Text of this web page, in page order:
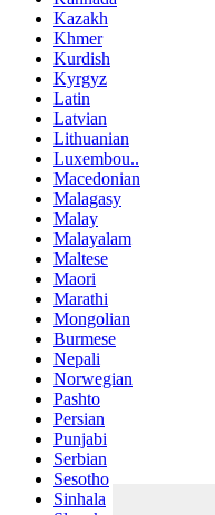
Kazakh
Khmer
Kurdish
Kyrgyz
Latin
Latvian
Lithuanian
Luxembou..
Macedonian
Malagasy
Malay
Malayalam
Maltese
Maori
Marathi
Mongolian
Burmese
Nepali
Norwegian
Pashto
Persian
Punjabi
Serbian
Sesotho
Sinhala